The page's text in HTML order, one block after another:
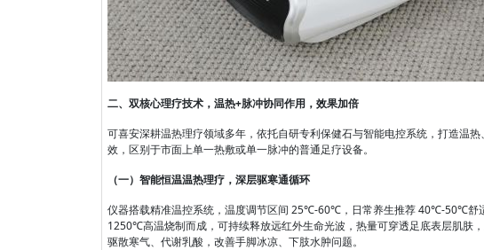
二、双核心理疗技术，温热+脉冲协同作用，效果加倍
可喜安深耕温热理疗领域多年，依托自研专利保健石与智能电控系统，打造温
效，区别于市面上单一热敷或单一脉冲的普通足疗设备。
（一）智能恒温温热理疗，深层驱寒通循环
仪器搭载精准温控系统，温度调节区间 25℃-60℃，日常养生推荐 40℃-50℃舒
1250℃高温烧制而成，可持续释放远红外生命光波，热量可穿透足底表层肌肤
驱散寒气、代谢乳酸，改善手脚冰凉、下肢水肿问题。